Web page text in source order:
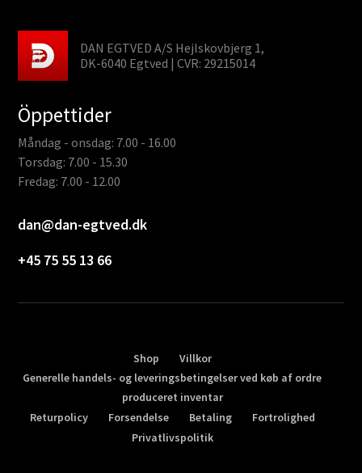
DAN EGTVED A/S Hejlskovbjerg 1,
DK-6040 Egtved | CVR: 29215014
Öppettider
Måndag - onsdag: 7.00 - 16.00
Torsdag: 7.00 - 15.30
Fredag: 7.00 - 12.00
dan@dan-egtved.dk
+45 75 55 13 66
Shop
Villkor
Generelle handels- og leveringsbetingelser ved køb af ordre
produceret inventar
Returpolicy
Forsendelse Betaling
Fortrolighed
Privatlivspolitik